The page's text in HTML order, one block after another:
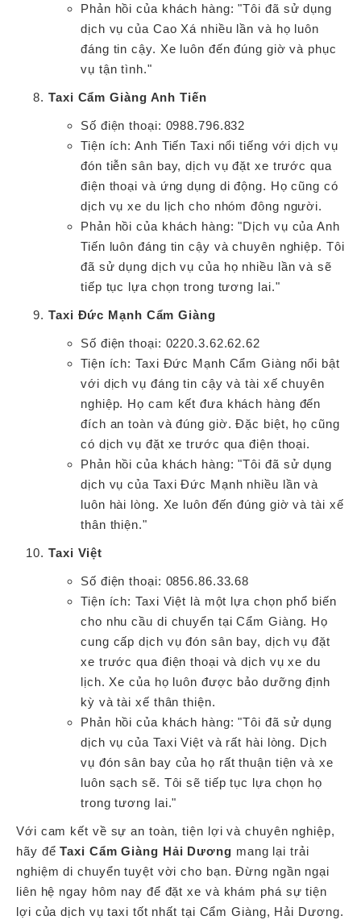
Phản hồi của khách hàng: "Tôi đã sử dụng
dịch vụ của Cao Xá nhiều lần và họ luôn
đáng tin cậy. Xe luôn đến đúng giờ và phục
vụ tận tình."
Taxi Cẩm Giàng Anh Tiến
Số điện thoại: 0988.796.832
Tiện ích: Anh Tiến Taxi nổi tiếng với dịch vụ
đón tiễn sân bay, dịch vụ đặt xe trước qua
điện thoại và ứng dụng di động. Họ cũng có
dịch vụ xe du lịch cho nhóm đông người.
Phản hồi của khách hàng: "Dịch vụ của Anh
Tiến luôn đáng tin cậy và chuyên nghiệp. Tôi
đã sử dụng dịch vụ của họ nhiều lần và sẽ
tiếp tục lựa chọn trong tương lai."
Taxi Đức Mạnh Cẩm Giàng
Số điện thoại: 0220.3.62.62.62
Tiện ích: Taxi Đức Mạnh Cẩm Giàng nổi bật
với dịch vụ đáng tin cậy và tài xế chuyên
nghiệp. Họ cam kết đưa khách hàng đến
đích an toàn và đúng giờ. Đặc biệt, họ cũng
có dịch vụ đặt xe trước qua điện thoại.
Phản hồi của khách hàng: "Tôi đã sử dụng
dịch vụ của Taxi Đức Mạnh nhiều lần và
luôn hài lòng. Xe luôn đến đúng giờ và tài xế
thân thiện."
Taxi Việt
Số điện thoại: 0856.86.33.68
Tiện ích: Taxi Việt là một lựa chọn phổ biến
cho nhu cầu di chuyển tại Cẩm Giàng. Họ
cung cấp dịch vụ đón sân bay, dịch vụ đặt
xe trước qua điện thoại và dịch vụ xe du
lịch. Xe của họ luôn được bảo dưỡng định
kỳ và tài xế thân thiện.
Phản hồi của khách hàng: "Tôi đã sử dụng
dịch vụ của Taxi Việt và rất hài lòng. Dịch
vụ đón sân bay của họ rất thuận tiện và xe
luôn sạch sẽ. Tôi sẽ tiếp tục lựa chọn họ
trong tương lai."
Với cam kết về sự an toàn, tiện lợi và chuyên nghiệp,
hãy đểTaxi Cẩm Giàng Hải Dương mang lại trải
nghiệm di chuyển tuyệt vời cho bạn. Đừng ngần ngại
liên hệ ngay hôm nay để đặt xe và khám phá sự tiện
lợi của dịch vụ taxi tốt nhất tại Cẩm Giàng, Hải Dương.